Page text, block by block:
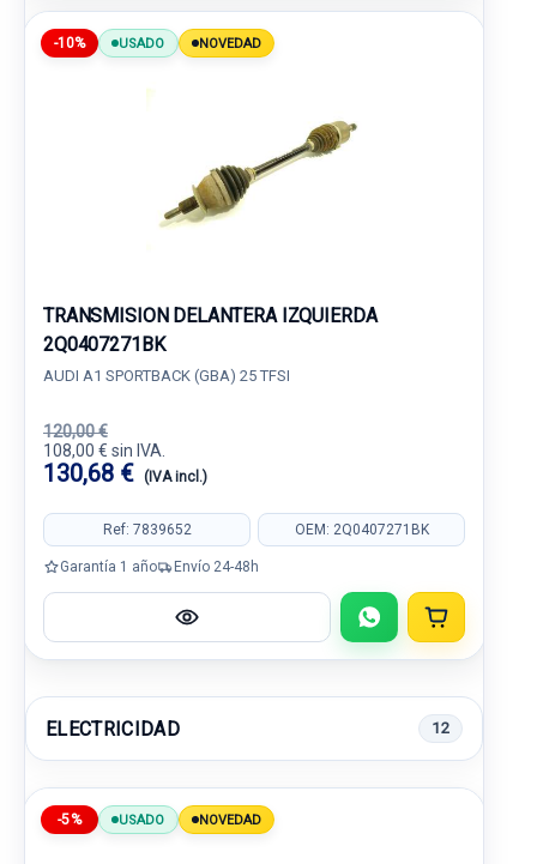
-10% USADO NOVEDAD
TRANSMISION DELANTERA IZQUIERDA
2Q0407271BK
AUDI A1 SPORTBACK (GBA) 25 TFSI
120,00 €
108,00 € sin IVA.
130,68 € (IVA incl.)
Ref: 7839652 OEM: 2Q0407271BK
Garantía 1 año Envío 24-48h
ELECTRICIDAD 12
-5% USADO NOVEDAD